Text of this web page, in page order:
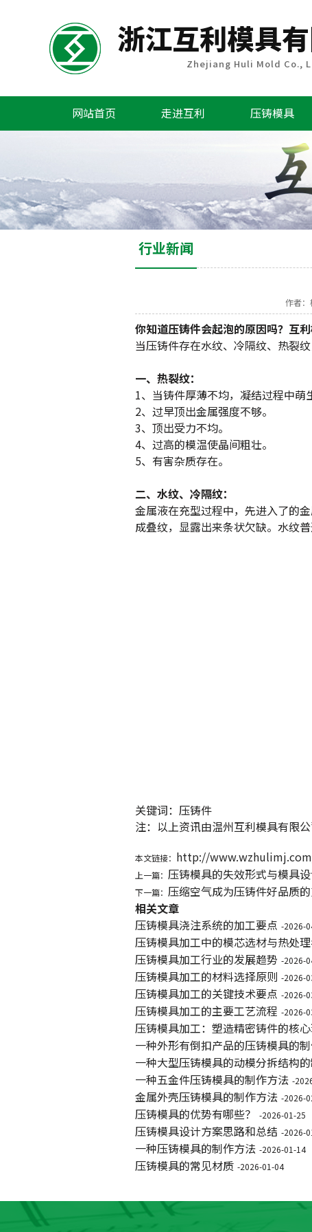
网站首页 走进互利 压铸模具
行业新闻
作者
你知道压铸件会起泡的原因吗？互利
当压铸件存在水纹、冷隔纹、热裂
一、热裂纹：
1、当铸件厚薄不均，凝结过程中萌
2、过早顶出金属强度不够。
3、顶出受力不均。
4、过高的模温使晶间粗壮。
5、有害杂质存在。
二、水纹、冷隔纹：
金属液在充型过程中，先进入了的
成叠纹，显露出来条状欠缺。水纹
关键词：压铸件
注：以上资讯由温州互利模具有
本文链接： http://
上一篇： 压铸模具的失效形式与模具
下一篇： 压缩空气成为压铸件好品质
相关文章
压铸模具浇注系统的加工要点 -2026-
压铸模具加工中的模芯选材与热处
压铸模具加工行业的发展趋势 -2026-
压铸模具加工的材料选择原则 -2026-
压铸模具加工的关键技术要点 -2026-
压铸模具加工的主要工艺流程 -2026-
压铸模具加工：塑造精密铸件的核
一种外形有倒扣产品的压铸模具的
一种大型压铸模具的动模分拆结构
一种五金件压铸模具的制作方法 -
金属外壳压铸模具的制作方法 -2026-
压铸模具的优势有哪些？ -2026-01-25
压铸模具设计方案思路和总结 -2026-
一种压铸模具的制作方法 -2026-01-14
压铸模具的常见材质 -2026-01-04